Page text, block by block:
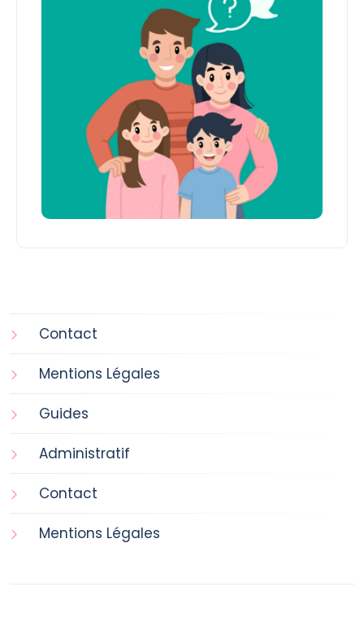
Contact
Mentions Légales
Guides
Administratif
Contact
Mentions Légales